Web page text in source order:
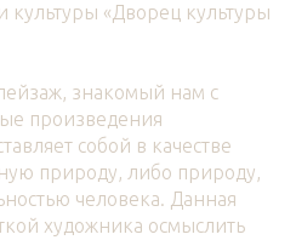
«Дворец культуры
знакомый нам с
произведения
собой в качестве
природу, либо природу,
человека. Данная
художника осмыслить